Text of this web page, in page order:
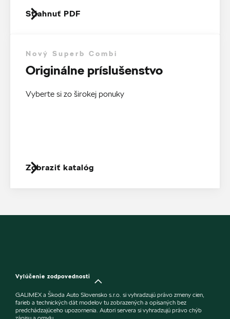
Stiahnuť PDF
Nový Superb Combi
Originálne príslušenstvo
Vyberte si zo širokej ponuky
Zobraziť katalóg
Vylúčenie zodpovednosti
GALIMEX a Škoda Auto Slovensko s.r.o. si vyhradzujú právo zmeny cien,
farieb a technických dát modelov tu zobrazených a opísaných bez
predchádzajúceho upozornenia. Autori servera si vyhradzujú právo chýb